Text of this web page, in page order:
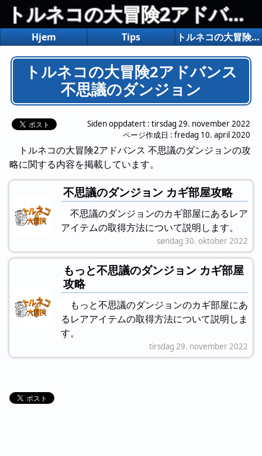
トルネコの大冒険2アドバンス 不思議のダンジョン
Hjem Tips トルネコの大冒険2アドバンス 不思議のダンジョン
トルネコの大冒険2アドバンス
不思議のダンジョン
Siden oppdatert : tirsdag 29. november 2022
ページ作成日 : fredag 10. april 2020
トルネコの大冒険2アドバンス 不思議のダンジョンの攻
略に関する内容を掲載しています。
不思議のダンジョン カギ部屋攻略
不思議のダンジョンのカギ部屋にあるレア
アイテムの取得方法について説明します。
søndag 30. oktober 2022
もっと不思議のダンジョン カギ部屋
攻略
もっと不思議のダンジョンのカギ部屋にあ
るレアアイテムの取得方法について説明しま
す。
tirsdag 29. november 2022